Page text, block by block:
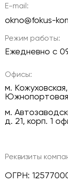
E-mail:
okno@fokus-
Режим работы:
Ежедневно с
Офисы:
м.
м.
д. 21, корп. 1
Реквизиты
ОГРН: